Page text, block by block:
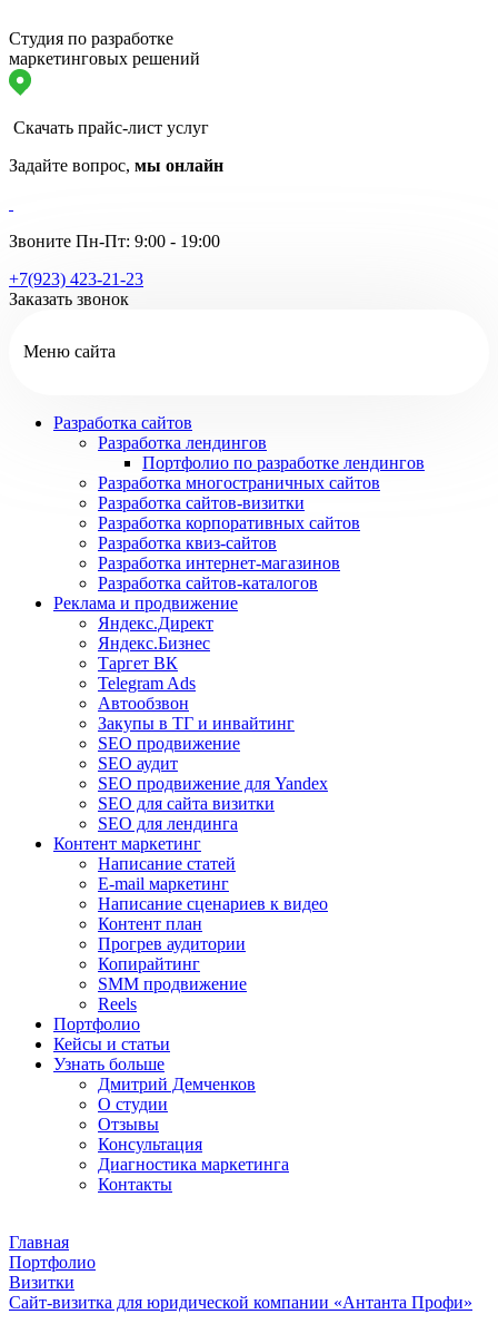
Студия по разработке
маркетинговых решений
Скачать прайс-лист услуг
Задайте вопрос, мы онлайн
Звоните Пн-Пт: 9:00 - 19:00
+7(923) 423-21-23
Заказать звонок
Меню сайта
Разработка сайтов
Разработка лендингов
Портфолио по разработке лендингов
Разработка многостраничных сайтов
Разработка сайтов-визитки
Разработка корпоративных сайтов
Разработка квиз-сайтов
Разработка интернет-магазинов
Разработка сайтов-каталогов
Реклама и продвижение
Яндекс.Директ
Яндекс.Бизнес
Таргет ВК
Telegram Ads
Автообзвон
Закупы в ТГ и инвайтинг
SEO продвижение
SEO аудит
SEO продвижение для Yandex
SEO для сайта визитки
SEO для лендинга
Контент маркетинг
Написание статей
E-mail маркетинг
Написание сценариев к видео
Контент план
Прогрев аудитории
Копирайтинг
SMM продвижение
Reels
Портфолио
Кейсы и статьи
Узнать больше
Дмитрий Демченков
О студии
Отзывы
Консультация
Диагностика маркетинга
Контакты
Главная
Портфолио
Визитки
Сайт-визитка для юридической компании «Антанта Профи»